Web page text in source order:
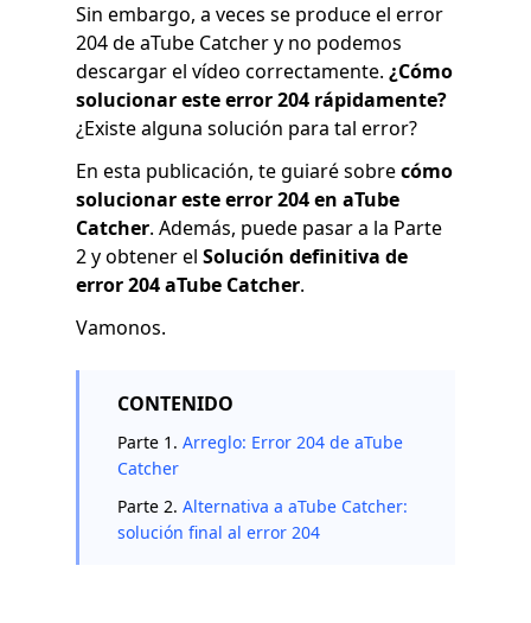
Sin embargo, a veces se produce el error
204 de aTube Catcher y no podemos
descargar el vídeo correctamente. ¿Cómo
solucionar este error 204 rápidamente?
¿Existe alguna solución para tal error?
En esta publicación, te guiaré sobrecómo
solucionar este error 204 en aTube
Catcher. Además, puede pasar a la Parte
2 y obtener el Solución definitiva de
error 204 aTube Catcher.
Vamonos.
CONTENIDO
Parte 1. Arreglo: Error 204 de aTube
Catcher
Parte 2. Alternativa a aTube Catcher:
solución final al error 204